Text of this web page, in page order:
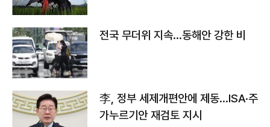
전국 무더위 지속…동해안 강한 비
李, 정부 세제개편안에 제동…ISA·주
가누르기안 재검토 지시